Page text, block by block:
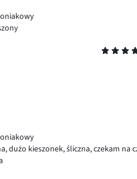
dużo kieszonek, śliczna, czekam